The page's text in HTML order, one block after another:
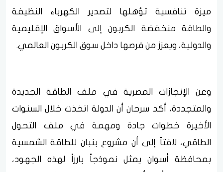
ميزة تنافسية تؤهلها لتصدير الكهرباء النظيفة
والطاقة منخفضة الكربون إلى الأسواق الإقليمية
والدولية، ويعزز من فرصها داخل سوق الكربون العالمي.
وعن الإنجازات المصرية في ملف الطاقة الجديدة
والمتجددة، أكد سرحان أن الدولة اتخذت خلال السنوات
الأخيرة خطوات جادة ومهمة في ملف التحول
الطاقي، لافتاً إلى أن مشروع بنبان للطاقة الشمسية
بمحافظة أسوان يمثل نموذجاً بارزاً لهذه الجهود،